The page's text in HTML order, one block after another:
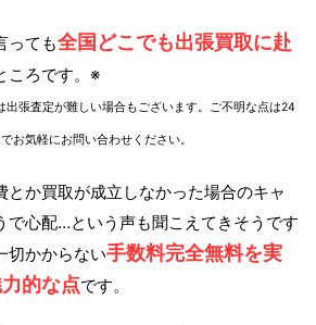
っても全国どこでも出張買取に赴
ころです。※
張査定が難しい場合もございます。ご不明な点は24
でお気軽にお問い合わせください。
とか買取が成立しなかった場合のキャ
で心配…という声も聞こえてきそうです
切かからない手数料完全無料を実
的な点です。